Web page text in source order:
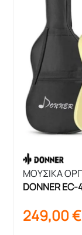
ΜΟΥΣΙΚΑ
DONNER
249,00€